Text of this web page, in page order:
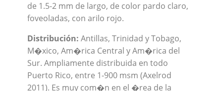
de 1.5-2 mm de largo, de color pardo claro,
foveoladas, con arilo rojo.
Distribución: Antillas, Trinidad y Tobago,
M�xico, Am�rica Central y Am�rica del
Sur. Ampliamente distribuida en todo
Puerto Rico, entre 1-900 msm (Axelrod
2011). Es muy com�n en el �rea de la